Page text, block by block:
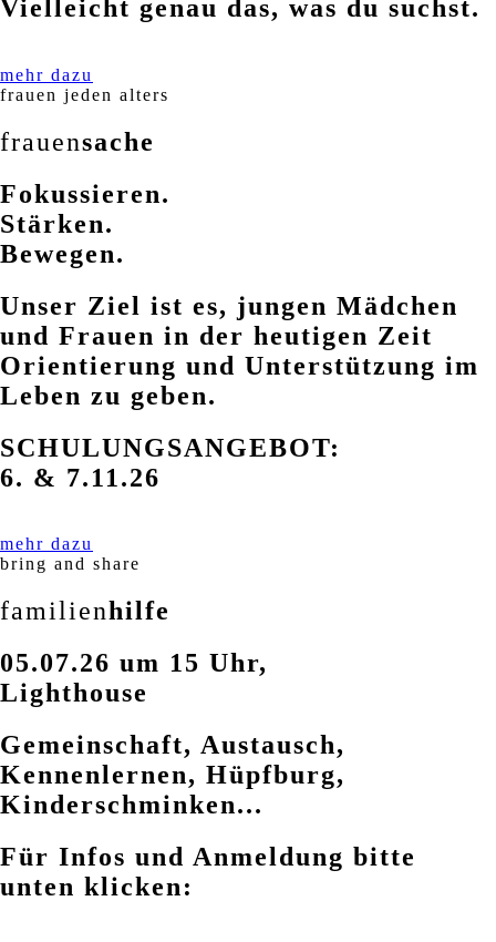
Vielleicht genau das, was du suchst.
mehr dazu
frauen jeden alters
frauensache
Fokussieren.
Stärken.
Bewegen.
Unser Ziel ist es, jungen Mädchen
und Frauen in der heutigen Zeit
Orientierung und Unterstützung im
Leben zu geben.
SCHULUNGSANGEBOT:
6. & 7.11.26
mehr dazu
bring and share
familienhilfe
05.07.26 um 15 Uhr,
Lighthouse
Gemeinschaft, Austausch,
Kennenlernen, Hüpfburg,
Kinderschminken...
Für Infos und Anmeldung bitte
unten klicken: